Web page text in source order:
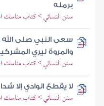
برمله
سنن النسائي > كتاب مناسك
سعى النبي صلى
والمروة ليري
سنن النسائي > كتاب مناسك
لا يقطع الوادي إلا شدا
سنن النسائي > كتاب مناسك